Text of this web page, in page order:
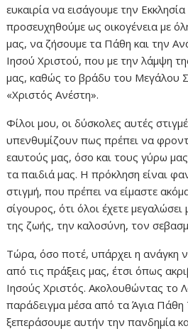
ευκαιρία να εισάγουμε την
προσευχηθούμε ως οικογένεια με
μας, να ζήσουμε τα Πάθη και την
Ιησού Χριστού, που με την λάμψη
μας, καθώς το βράδυ του Μεγάλου
«Χριστός Ανέστη».
Φίλοι μου, οι δύσκολες αυτές
υπενθυμίζουν πως πρέπει να
εαυτούς μας, όσο και τους γύρω
τα παιδιά μας. Η πρόκληση είναι
στιγμή, που πρέπει να είμαστε
σίγουρος, ότι όλοι έχετε μεγαλώσει
της ζωής, την καλοσύνη, τον
Τώρα, όσο ποτέ, υπάρχει η ανάγκη
από τις πράξεις μας, έτσι όπως
Ιησούς Χριστός. Ακολουθώντας το
παράδειγμα μέσα από τα Άγια
ξεπεράσουμε αυτήν την πανδημία